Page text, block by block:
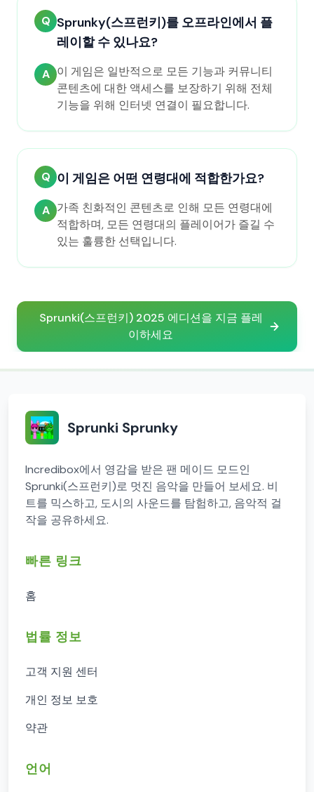
Q Sprunky(스프런키)를 오프라인에서 플
레이할 수 있나요?
A 이 게임은 일반적으로 모든 기능과 커뮤니티
콘텐츠에 대한 액세스를 보장하기 위해 전체
기능을 위해 인터넷 연결이 필요합니다.
Q 이 게임은 어떤 연령대에 적합한가요?
A 가족 친화적인 콘텐츠로 인해 모든 연령대에
적합하며, 모든 연령대의 플레이어가 즐길 수
있는 훌륭한 선택입니다.
Sprunki(스프런키) 2025 에디션을 지금 플레
이하세요
Sprunki Sprunky
Incredibox에서 영감을 받은 팬 메이드 모드인
Sprunki(스프런키)로 멋진 음악을 만들어 보세요. 비
트를 믹스하고, 도시의 사운드를 탐험하고, 음악적 걸
작을 공유하세요.
빠른 링크
홈
법률 정보
고객 지원 센터
개인 정보 보호
약관
언어